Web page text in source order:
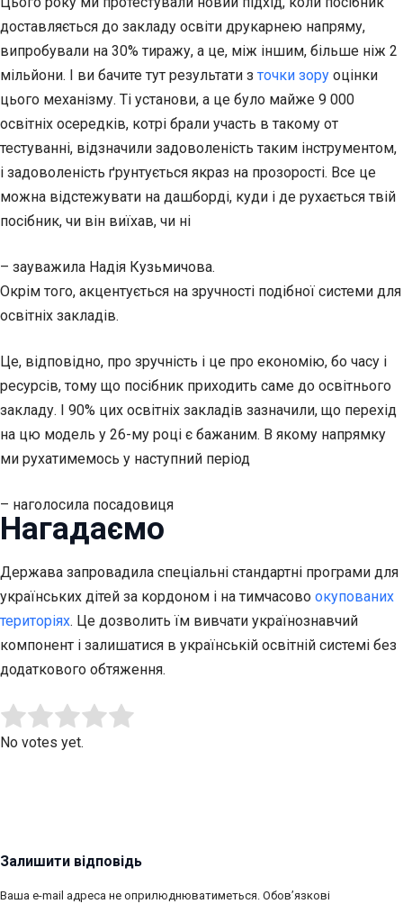
доставляється до закладу освіти друкарнею напряму,
випробували на 30% тиражу, а це, між іншим, більше ніж 2
мільйони. І ви бачите тут результати з точки зору оцінки
цього механізму. Ті установи, а це було майже 9 000
освітніх осередків, котрі брали участь в такому от
тестуванні, відзначили задоволеність таким інструментом,
і задоволеність ґрунтується якраз на прозорості. Все це
можна відстежувати на дашборді, куди і де рухається твій
посібник, чи він виїхав, чи ні
– зауважила Надія Кузьмичова.
Окрім того, акцентується на зручності подібної системи для
освітніх закладів.
Це, відповідно, про зручність і це про економію, бо часу і
ресурсів, тому що посібник приходить саме до освітнього
закладу. І 90% цих освітніх закладів зазначили, що перехід
на цю модель у 26-му році є бажаним. В якому напрямку
ми рухатимемось у наступний період
– наголосила посадовиця
Нагадаємо
Держава запровадила спеціальні стандартні програми для
українських дітей за кордоном і на тимчасово окупованих
територіях. Це дозволить їм вивчати українознавчий
компонент і залишатися в українській освітній системі без
додаткового обтяження.
Rate this item:
No votes yet.
Залишити відповідь
Ваша e-mail адреса не оприлюднюватиметься. Обов’язкові